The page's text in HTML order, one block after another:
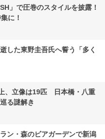
」で圧巻のスタイルを披露！
に！
した東野圭吾氏へ誓う「多く
、立像は19匹 日本橋・八重
る謎解き
ン・森のビアガーデンで新潟